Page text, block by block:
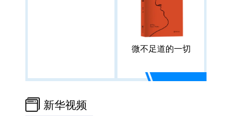
微不足道的一切
新华视频